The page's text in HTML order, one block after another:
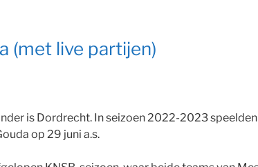
(met live partijen)
is Dordrecht. In seizoen 2022-2023
op 29 juni a.s.